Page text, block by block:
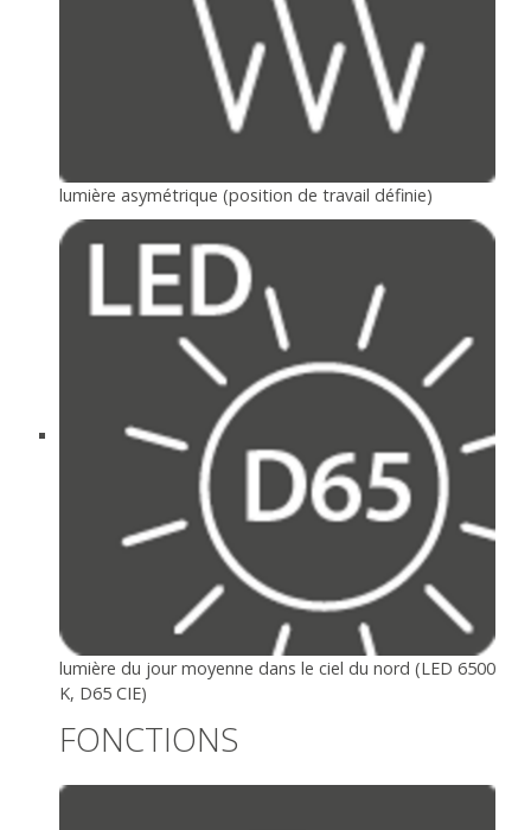
lumière asymétrique (position de travail définie)
lumière du jour moyenne dans le ciel du nord (LED 6500
K, D65 CIE)
FONCTIONS